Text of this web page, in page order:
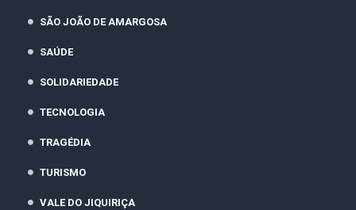
SÃO JOÃO DE AMARGOSA
SAÚDE
SOLIDARIEDADE
TECNOLOGIA
TRAGÉDIA
TURISMO
VALE DO JIQUIRIÇA